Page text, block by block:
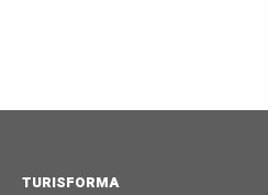
TURISFORMA